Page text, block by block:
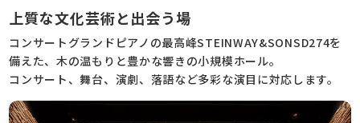
上質な文化芸術と出会う場
コンサートグランドピアノの最高峰STEINWAY&SONSD274を
備えた、木の温もりと豊かな響きの小規模ホール。
コンサート、舞台、演劇、落語など多彩な演目に対応します。